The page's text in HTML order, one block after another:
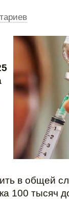
в общей
100 тысяч